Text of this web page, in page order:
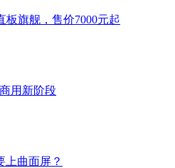
板旗舰，售价7000元起
用新阶段
上曲面屏？